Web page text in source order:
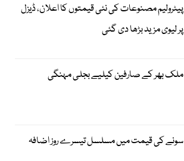
پیٹرولیم مصنوعات کی نئی قیمتوں کا اعلان، ڈیزل
پر لیوی مزید بڑھا دی گئی
ملک بھر کے صارفین کیلیے بجلی مہنگی
سونے کی قیمت میں مسلسل تیسرے روز اضافہ